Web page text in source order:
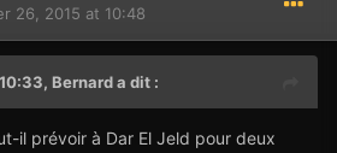
26, 2015 at 10:48
Bernarda dit :
il prévoir à Dar El Jeld pour deux